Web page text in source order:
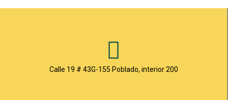
Calle 19 # 43G-155 Poblado, interior 200